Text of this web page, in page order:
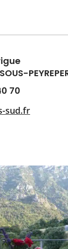
70
sud.fr